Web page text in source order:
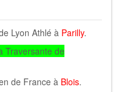
Lyon Athlé à Parilly.
Traversante de
de France à Blois.